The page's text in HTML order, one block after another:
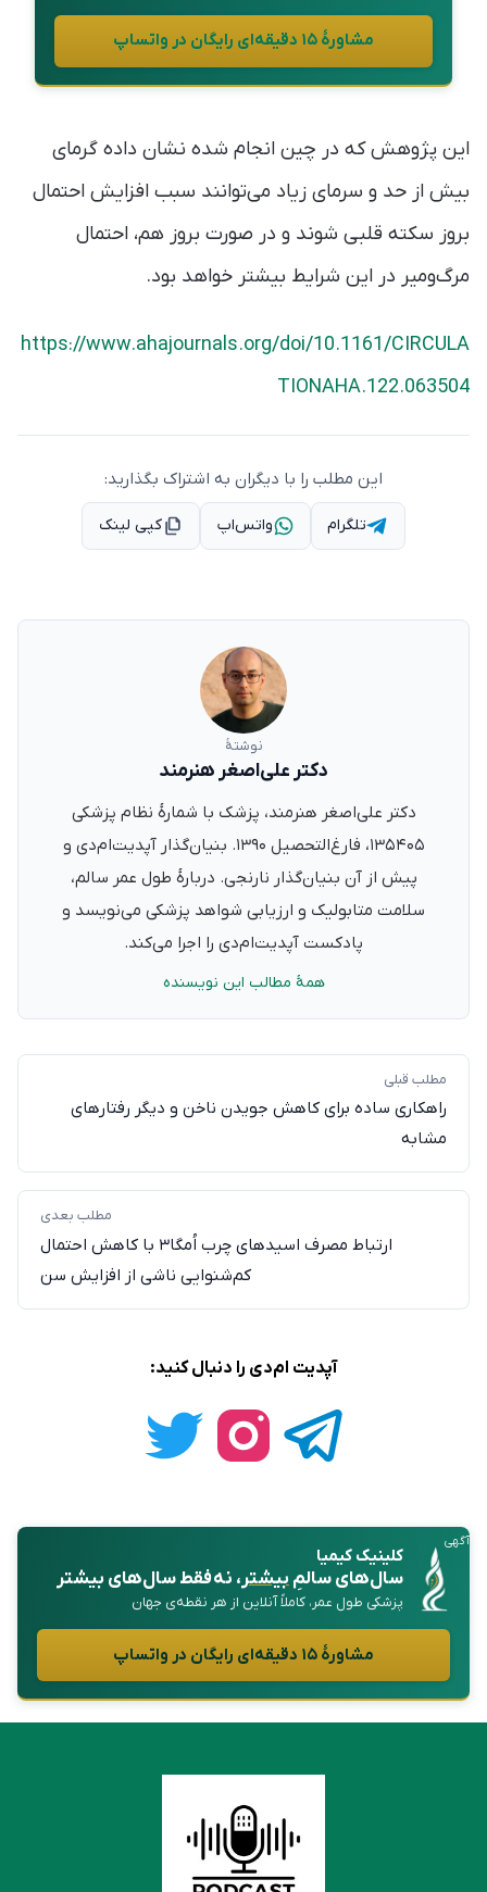
مشاورهٔ ۱۵ دقیقه‌ای رایگان در واتساپ
این پژوهش که در چین انجام شده نشان داده گرمای
بیش از حد و سرمای زیاد می‌توانند سبب افزایش احتمال
بروز سکته قلبی شوند و در صورت بروز هم، احتمال
مرگ‌ومیر در این شرایط بیشتر خواهد بود.
https://www.ahajournals.org/doi/10.1161/CIRCULA
TIONAHA.122.063504
این مطلب را با دیگران به اشتراک بگذارید:
تلگرام واتس‌اپ کپی لینک
نوشتهٔ
دکتر علی‌اصغر هنرمند
دکتر علی‌اصغر هنرمند، پزشک با شمارهٔ نظام پزشکی
۱۳۵۴۰۵، فارغ‌التحصیل ۱۳۹۰. بنیان‌گذار آپدیت‌ام‌دی و
پیش از آن بنیان‌گذار نارنجی. دربارهٔ طول عمر سالم،
سلامت متابولیک و ارزیابی شواهد پزشکی می‌نویسد و
پادکست آپدیت‌ام‌دی را اجرا می‌کند.
همهٔ مطالب این نویسنده
مطلب قبلی
راهکاری ساده برای کاهش جویدن ناخن و دیگر رفتارهای
مشابه
مطلب بعدی
ارتباط مصرف اسید‌های چرب اُمگا۳ با کاهش احتمال
کم‌شنوایی ناشی از افزایش سن
آپدیت ام‌دی را دنبال کنید:
آگهی
کلینیک کیمیا
سال‌های سالمِبیشتر، نه فقط سال‌های بیشتر
پزشکی طول عمر، کاملاً آنلاین از هر نقطه‌ی جهان
مشاورهٔ ۱۵ دقیقه‌ای رایگان در واتساپ